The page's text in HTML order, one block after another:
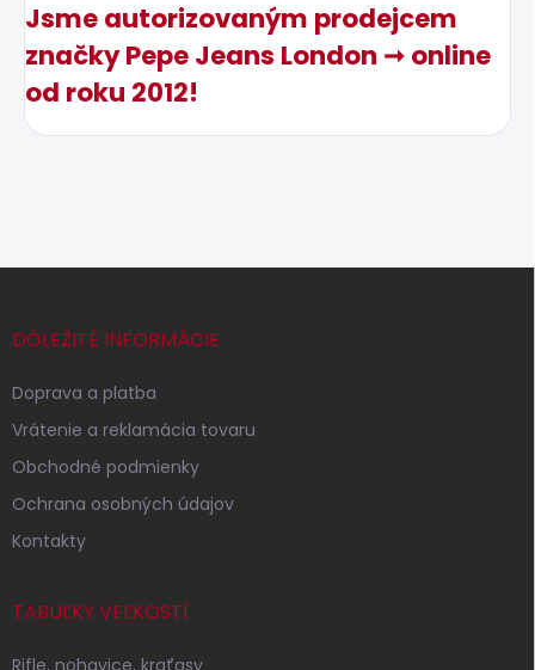
Jsme autorizovaným prodejcem
značky Pepe Jeans London ➞ online
od roku 2012!
pDÔLEŽITÉ INFORMÁCIE
Doprava a platba
Vrátenie a reklamácia tovaru
Obchodné podmienky
Ochrana osobných údajov
Kontakty
TABUĽKY VEĽKOSTÍ